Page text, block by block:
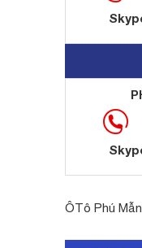
ÔTô Phú Mẫn